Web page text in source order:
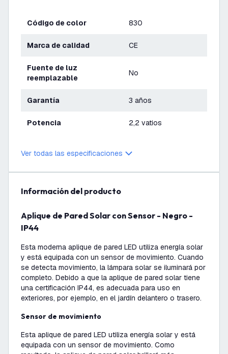
Código de color 830
Marca de calidad CE
Fuente de luz
reemplazable
No
Garantía 3 años
Potencia 2,2 vatios
Ver todas las especificaciones
información del producto
Aplique de Pared Solar con Sensor - Negro -
IP44
Esta moderna aplique de pared LED utiliza energía solar
y está equipada con un sensor de movimiento. Cuando
se detecta movimiento, la lámpara solar se iluminará por
completo. Debido a que la aplique de pared solar tiene
una certificación IP44, es adecuada para uso en
exteriores, por ejemplo, en el jardín delantero o trasero.
Sensor de movimiento
Esta aplique de pared LED utiliza energía solar y está
equipada con un sensor de movimiento. Como